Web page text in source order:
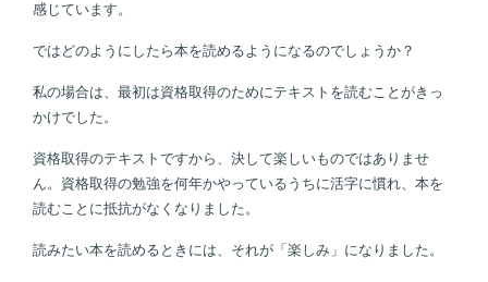
感じています。
ではどのようにしたら本を読めるようになるのでしょうか？
私の場合は、最初は資格取得のためにテキストを読むことがきっ
かけでした。
資格取得のテキストですから、決して楽しいものではありませ
ん。資格取得の勉強を何年かやっているうちに活字に慣れ、本を
読むことに抵抗がなくなりました。
読みたい本を読めるときには、それが「楽しみ」になりました。